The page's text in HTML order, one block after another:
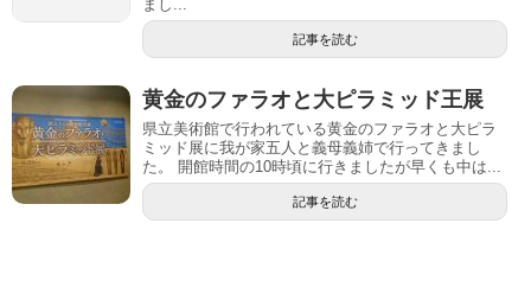
まし...
記事を読む
黄金のファラオと大ピラミッド王展
県立美術館で行われている黄金のファラオと大ピラ
ミッド展に我が家五人と義母義姉で行ってきまし
た。 開館時間の10時頃に行きましたが早くも中は...
記事を読む